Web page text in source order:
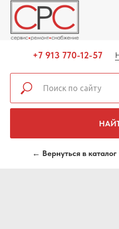
+7 913 770-12-57
← Вернуться в каталог